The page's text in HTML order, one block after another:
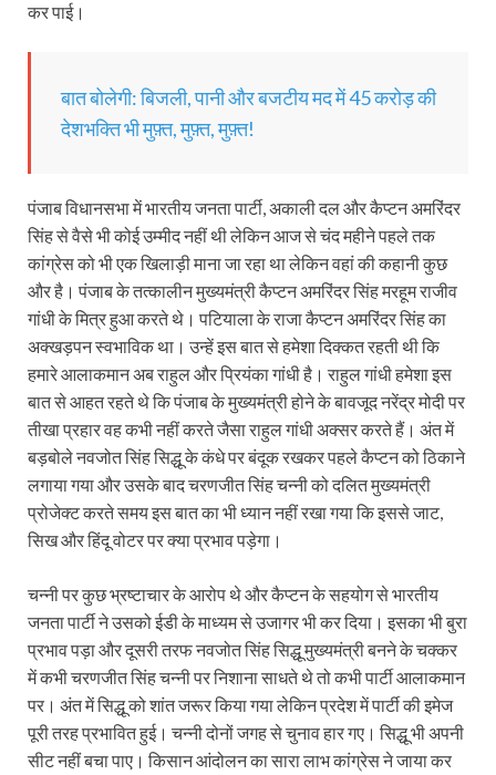
कर पाई।
बात बोलेगी: बिजली, पानी और बजटीय मद में 45 करोड़ की
देशभक्ति भी मुफ़्त, मुफ़्त, मुफ़्त!
पंजाब विधानसभा में भारतीय जनता पार्टी, अकाली दल और कैप्टन अमरिंदर
सिंह से वैसे भी कोई उम्मीद नहीं थी लेकिन आज से चंद महीने पहले तक
कांग्रेस को भी एक खिलाड़ी माना जा रहा था लेकिन वहां की कहानी कुछ
और है। पंजाब के तत्कालीन मुख्यमंत्री कैप्टन अमरिंदर सिंह मरहूम राजीव
गांधी के मित्र हुआ करते थे। पटियाला के राजा कैप्टन अमरिंदर सिंह का
अक्खड़पन स्वभाविक था। उन्हें इस बात से हमेशा दिक्कत रहती थी कि
हमारे आलाकमान अब राहुल और प्रियंका गांधी है। राहुल गांधी हमेशा इस
बात से आहत रहते थे कि पंजाब के मुख्यमंत्री होने के बावजूद नरेंद्र मोदी पर
तीखा प्रहार वह कभी नहीं करते जैसा राहुल गांधी अक्सर करते हैं। अंत में
बड़बोले नवजोत सिंह सिद्धू के कंधे पर बंदूक रखकर पहले कैप्टन को ठिकाने
लगाया गया और उसके बाद चरणजीत सिंह चन्नी को दलित मुख्यमंत्री
प्रोजेक्ट करते समय इस बात का भी ध्यान नहीं रखा गया कि इससे जाट,
सिख और हिंदू वोटर पर क्या प्रभाव पड़ेगा।
चन्नी पर कुछ भ्रष्टाचार के आरोप थे और कैप्टन के सहयोग से भारतीय
जनता पार्टी ने उसको ईडी के माध्यम से उजागर भी कर दिया। इसका भी बुरा
प्रभाव पड़ा और दूसरी तरफ नवजोत सिंह सिद्धू मुख्यमंत्री बनने के चक्कर
में कभी चरणजीत सिंह चन्नी पर निशाना साधते थे तो कभी पार्टी आलाकमान
पर। अंत में सिद्धू को शांत जरूर किया गया लेकिन प्रदेश में पार्टी की इमेज
पूरी तरह प्रभावित हुई। चन्नी दोनों जगह से चुनाव हार गए। सिद्धू भी अपनी
सीट नहीं बचा पाए। किसान आंदोलन का सारा लाभ कांग्रेस ने जाया कर